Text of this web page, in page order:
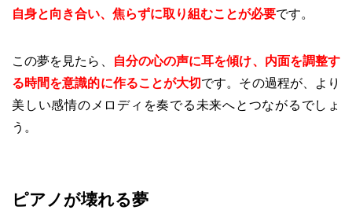
自身と向き合い、焦らずに取り組むことが必要です。
この夢を見たら、
自分の心の声に耳を傾け、内面を調整す
る時間を意識的に作ることが大切です。その過程が、より
美しい感情のメロディを奏でる未来へとつながるでしょ
う。
ピアノが壊れる夢